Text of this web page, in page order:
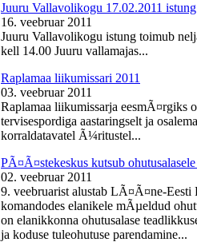
Juuru Vallavolikogu 17.02.2011 istung
16. veebruar 2011
Juuru Vallavolikogu istung toimub
kell 14.00 Juuru vallamajas...
Raplamaa liikumissari 2011
03. veebruar 2011
Raplamaa liikumissarja eesmÃ¤rgiks
tervisespordiga aastaringselt ja
korraldatavatel Ã¼ritustel...
PÃ¤Ã¤stekeskus kutsub
02. veebruar 2011
9. veebruarist alustab LÃ¤Ã¤ne-
komandodes elanikele mÃµeldud
on elanikkonna ohutusalase
ja koduse tuleohutuse parendamine...